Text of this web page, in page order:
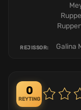
REJISSOR: Galina
0
REYTING